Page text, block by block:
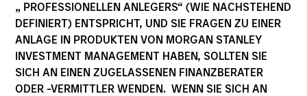
„ PROFESSIONELLEN ANLEGERS“ (WIE NACHSTEHEND
DEFINIERT) ENTSPRICHT, UND SIE FRAGEN ZU EINER
ANLAGE IN PRODUKTEN VON MORGAN STANLEY
INVESTMENT MANAGEMENT HABEN, SOLLTEN SIE
SICH AN EINEN ZUGELASSENEN FINANZBERATER
ODER -VERMITTLER WENDEN. WENN SIE SICH AN